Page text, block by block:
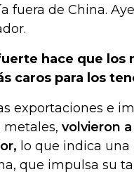
fuera de China.
hace que
caros para los
exportaciones e
volvieron
lo que indica
que impulsa su